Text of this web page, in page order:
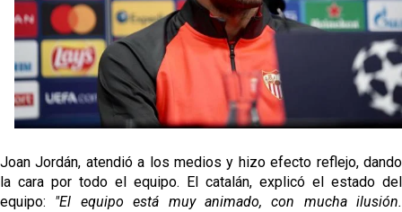
El Sevilla oficializa el traspaso de Sow
Miguel Sierra: La temporada pasada se vio
reflejado que podemos tirar para delante y
trabajamos con ilusión
Diomande ya es madridista mientras Rodri agita el
OFICIAL | Juanlu se marcha al Bournemouth
Joan Jordán, atendió a los medios y hizo efecto reflejo, dando
la cara por todo el equipo. El catalán, explicó el estado del
equipo: "El equipo está muy animado, con mucha ilusión.